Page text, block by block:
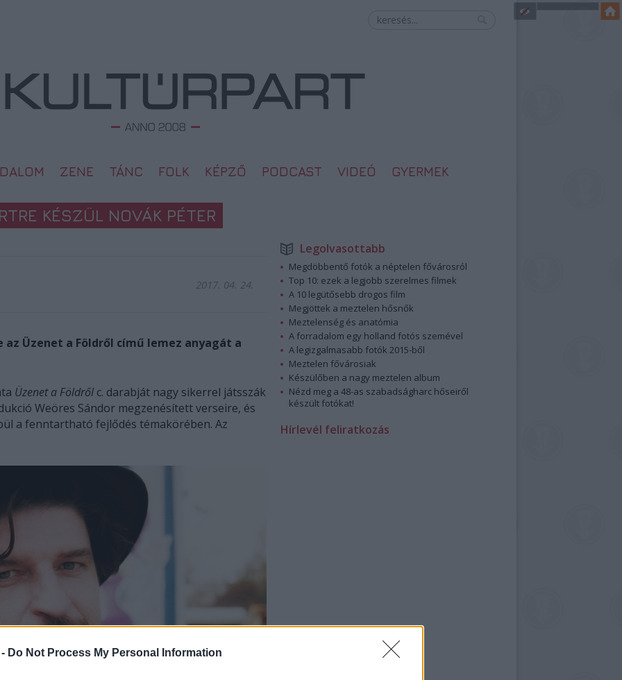
Do Not Process My Personal Information
ZENE TÁNC FOLK KÉPZŐ PODCAST VIDEÓ GYERMEK
KÉSZÜL NOVÁK PÉTER
2017. 04. 24.
Üzenet a Földről című lemez anyagát a
Üzenet a Földről c. darabját nagy sikerrel játsszák
Weöres Sándor megzenésített verseire, és
a fenntartható fejlődés témakörében. Az
Legolvasottabb
Megdöbbentő fotók a néptelen fővárosról
Top 10: ezek a legjobb szerelmes filmek
A 10 legütősebb drogos film
Megjöttek a meztelen hősnők
Meztelenség és anatómia
A forradalom egy holland fotós szemével
A legizgalmasabb fotók 2015-ből
Meztelen fővárosiak
Készülőben a nagy meztelen album
Nézd meg a 48-as szabadságharc hőseiről
készült fotókat!
Hírlevél feliratkozás